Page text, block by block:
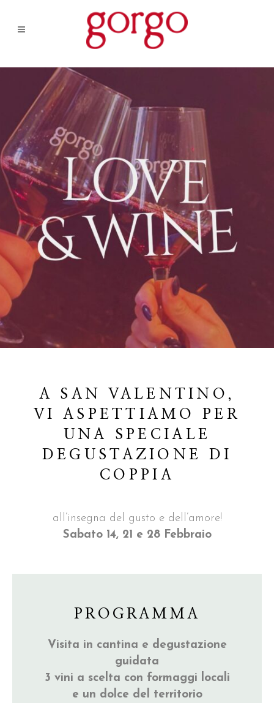
A SAN VALENTINO,
VI ASPETTIAMO PER
UNA SPECIALE
DEGUSTAZIONE DI
COPPIA
all’insegna del gusto e dell’amore!
Sabato 14, 21 e 28 Febbraio
PROGRAMMA
Visita in cantina e degustazione
guidata
3 vini a scelta con formaggi locali
e un dolce del territorio